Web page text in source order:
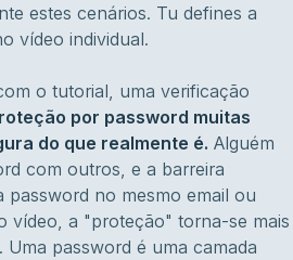
estes cenários. Tu defines a
vídeo individual.
o tutorial, uma verificação
por password muitas
do que realmente é. Alguém
com outros, e a barreira
password no mesmo email ou
vídeo, a "proteção" torna-se mais
password é uma camada